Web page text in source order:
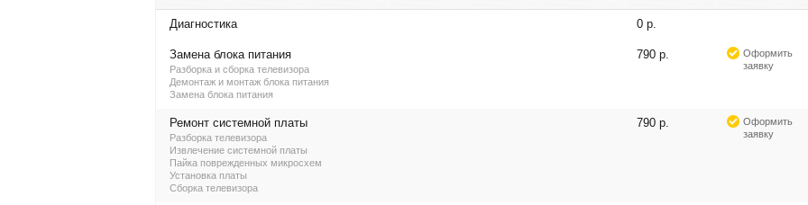
Диагностика 0 р.
Замена блока питания
Разборка и сборка телевизора
Демонтаж и монтаж блока питания
Замена блока питания
790 р.
Оформить
заявку
Ремонт системной платы
Разборка телевизора
Извлечение системной платы
Пайка поврежденных микросхем
Установка платы
Сборка телевизора
790 р.
Оформить
заявку